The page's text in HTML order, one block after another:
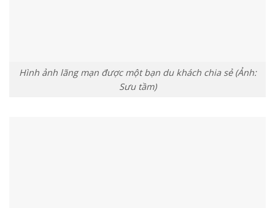
Hình ảnh lãng mạn được một bạn du khách chia sẻ (Ảnh:
Sưu tầm)